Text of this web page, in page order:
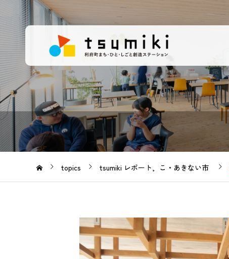
topics tsumiki レポート こ・あきない市